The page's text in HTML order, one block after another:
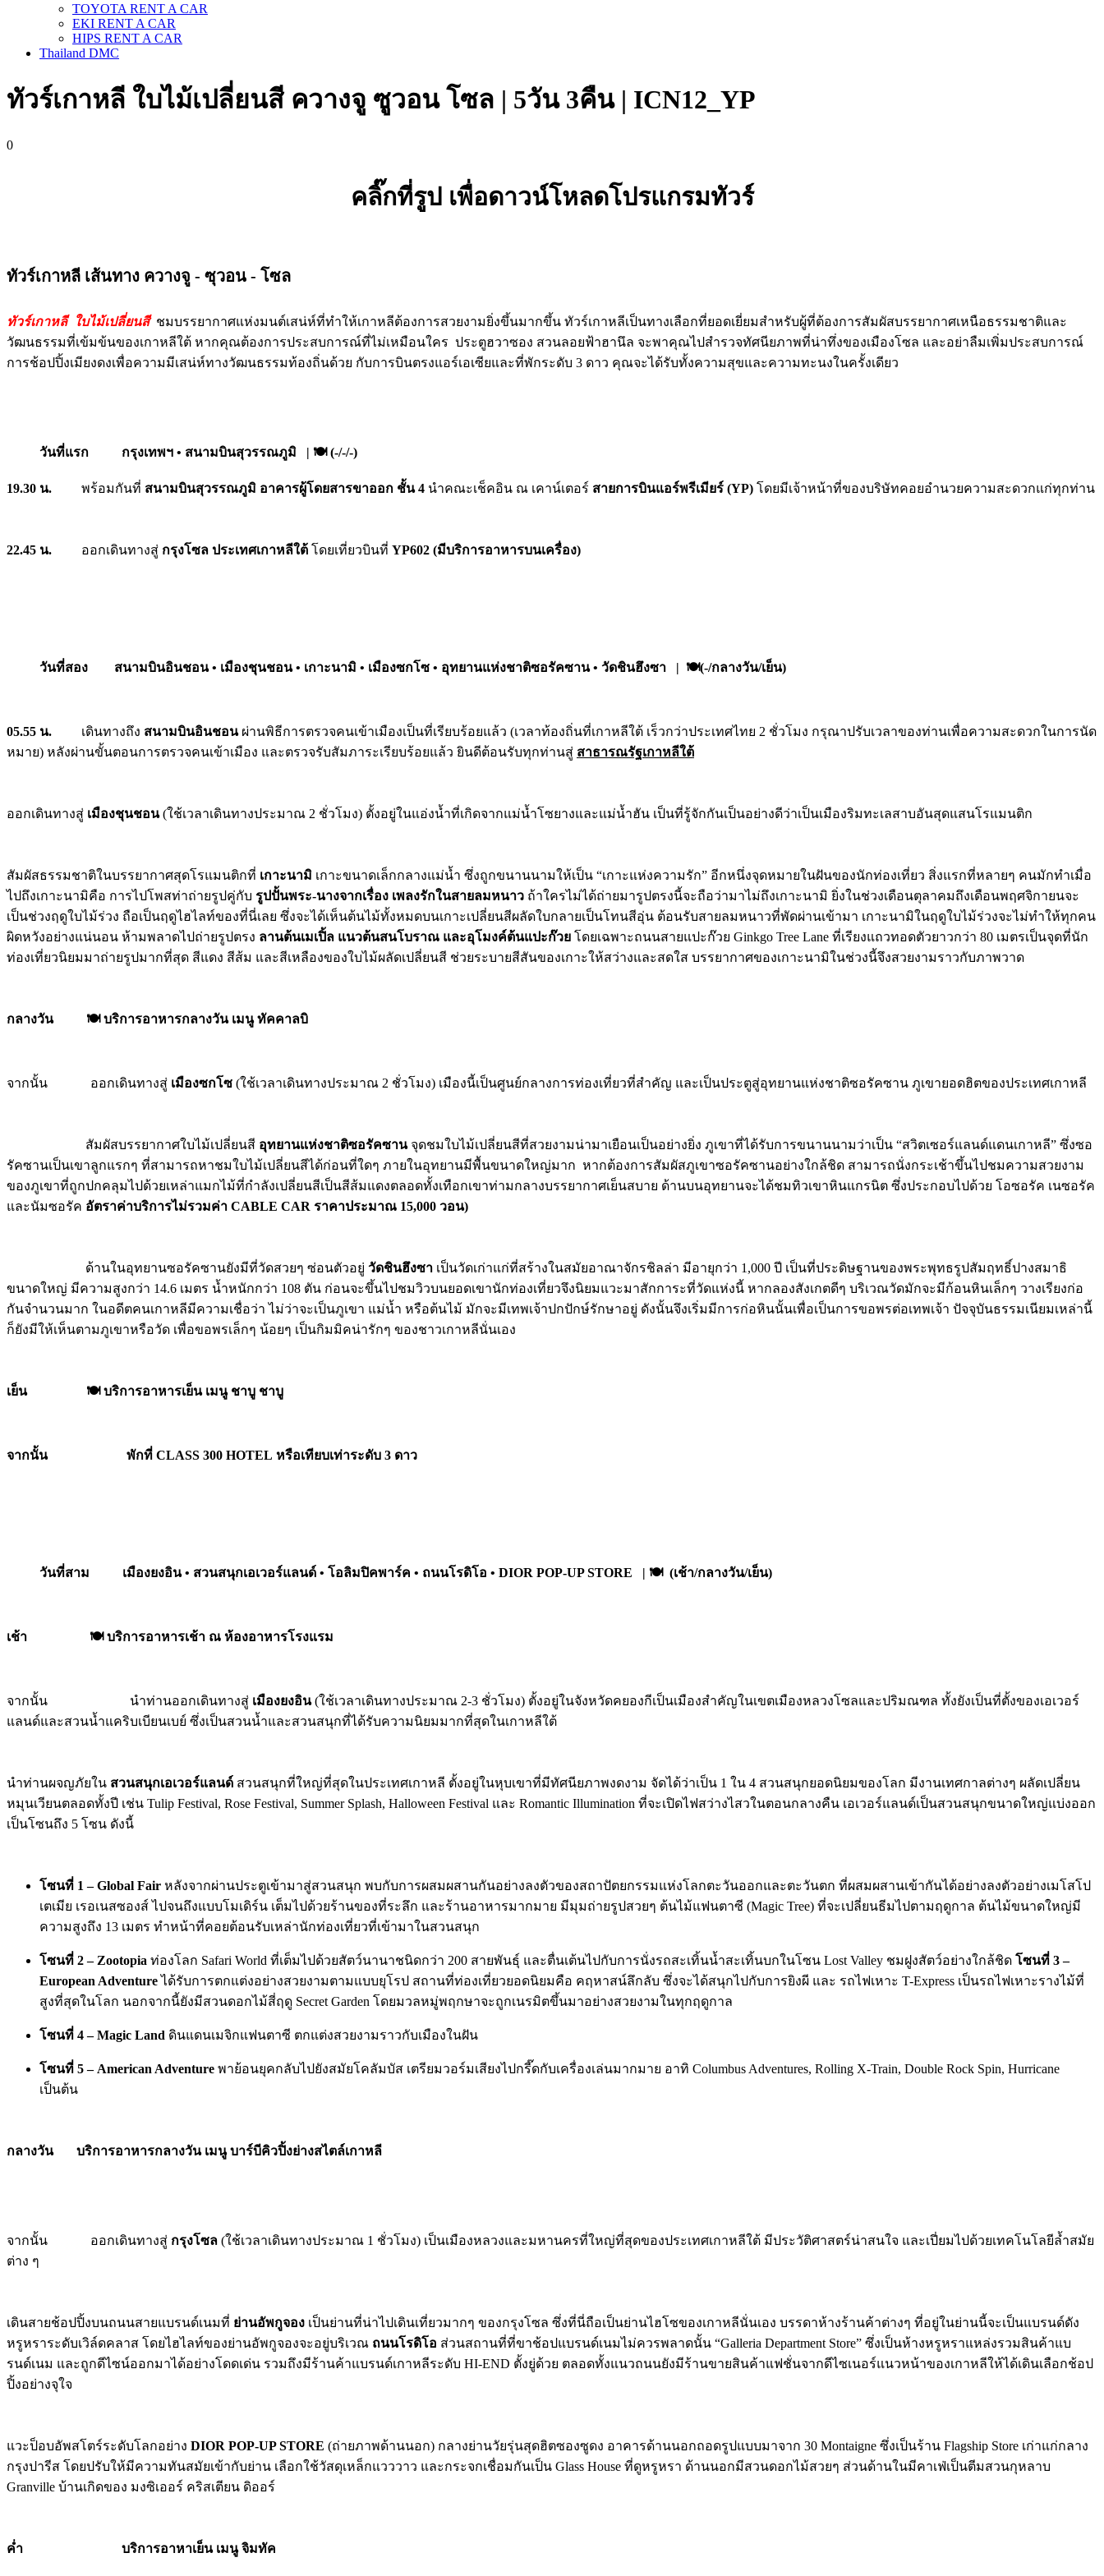
TOYOTA RENT A CAR
EKI RENT A CAR
HIPS RENT A CAR
Thailand DMC
ทัวร์​เกาหลี ใบไม้เปลี่ยนสี ควางจู ซูวอน โซล | 5วัน 3คืน | ICN12_YP
0
คลิ๊กที่รูป เพื่อดาวน์โหลดโปรแกรมทัวร์
ทัวร์​เกาหลี เส้นทาง ควางจู - ซุวอน - โซล
ทัวร์เกาหลี ใบไม้เปลี่ยนสี ชมบรรยากาศแห่งมนต์เสน่ห์ที่ทำให้เกาหลีต้องการสวยงามยิ่งขึ้นมากขึ้น ทัวร์เกาหลีเป็นทางเลือกที่ยอดเยี่ยมสำหรับผู้ที่ต้องการสัมผัสบรรยากาศเหนือธรรมชาติและ
วัฒนธรรมที่เข้มข้นของเกาหลีใต้ หากคุณต้องการประสบการณ์ที่ไม่เหมือนใคร ประตูฮวาซอง สวนลอยฟ้าฮานึล จะพาคุณไปสำรวจทัศนียภาพที่น่าทึ่งของเมืองโซล และอย่าลืมเพิ่มประสบการณ์
การช้อปปิ้งเมียงดงเพื่อความมีเสน่ห์ทางวัฒนธรรมท้องถิ่นด้วย กับการบินตรงแอร์เอเซียและที่พักระดับ 3 ดาว คุณจะได้รับทั้งความสุขและความทะนงในครั้งเดียว
วันที่แรก กรุงเทพฯ • สนามบินสุวรรณภูมิ | 🍽️ (-/-/-)
19.30 น. พร้อมกันที่ สนามบินสุวรรณภูมิ อาคารผู้โดยสารขาออก ชั้น 4 นำคณะเช็คอิน ณ เคาน์เตอร์ สายการบินแอร์พรีเมียร์ (YP) โดยมีเจ้าหน้าที่ของบริษัทคอยอำนวยความสะดวกแก่ทุกท่าน
22.45 น. ออกเดินทางสู่ กรุงโซล ประเทศเกาหลีใต้ โดยเที่ยวบินที่ YP602 (มีบริการอาหารบนเครื่อง)
วันที่สอง สนามบินอินชอน • เมืองชุนชอน • เกาะนามิ • เมืองซกโซ • อุทยานแห่งชาติซอรัคซาน • วัดชินฮึงซา | 🍽️(-/กลางวัน/เย็น)
05.55 น. เดินทางถึง สนามบินอินชอน ผ่านพิธีการตรวจคนเข้าเมืองเป็นที่เรียบร้อยแล้ว (เวลาท้องถิ่นที่เกาหลีใต้ เร็วกว่าประเทศไทย 2 ชั่วโมง กรุณาปรับเวลาของท่านเพื่อความสะดวกในการนัด
หมาย) หลังผ่านขั้นตอนการตรวจคนเข้าเมือง และตรวจรับสัมภาระเรียบร้อยแล้ว ยินดีต้อนรับทุกท่านสู่ สาธารณรัฐเกาหลีใต้
ออกเดินทางสู่ เมืองชุนชอน(ใช้เวลาเดินทางประมาณ 2 ชั่วโมง) ตั้งอยู่ในแอ่งน้ำที่เกิดจากแม่น้ำโซยางและแม่น้ำฮัน เป็นที่รู้จักกันเป็นอย่างดีว่าเป็นเมืองริมทะเลสาบอันสุดแสนโรแมนติก
สัมผัสธรรมชาติในบรรยากาศสุดโรแมนติกที่ เกาะนามิ เกาะขนาดเล็กกลางแม่น้ำ ซึ่งถูกขนานนามให้เป็น “เกาะแห่งความรัก” อีกหนึ่งจุดหมายในฝันของนักท่องเที่ยว สิ่งแรกที่หลายๆ คนมักทำเมื่อ
ไปถึงเกาะนามิคือ การไปโพสท่าถ่ายรูปคู่กับ รูปปั้นพระ-นางจากเรื่อง เพลงรักในสายลมหนาว ถ้าใครไม่ได้ถ่ายมารูปตรงนี้จะถือว่ามาไม่ถึงเกาะนามิ ยิ่งในช่วงเดือนตุลาคมถึงเดือนพฤศจิกายนจะ
เป็นช่วงฤดูใบไม้ร่วง ถือเป็นฤดูไฮไลท์ของที่นี่เลย ซึ่งจะได้เห็นต้นไม้ทั้งหมดบนเกาะเปลี่ยนสีผลัดใบกลายเป็นโทนสีอุ่น ต้อนรับสายลมหนาวที่พัดผ่านเข้ามา เกาะนามิในฤดูใบไม้ร่วงจะไม่ทำให้ทุกคน
ผิดหวังอย่างแน่นอน ห้ามพลาดไปถ่ายรูปตรง ลานต้นเมเปิ้ล แนวต้นสนโบราณ และอุโมงค์ต้นแปะก๊วย โดยเฉพาะถนนสายแปะก๊วย Ginkgo Tree Lane ที่เรียงแถวทอดตัวยาวกว่า 80 เมตรเป็นจุดที่นัก
ท่องเที่ยวนิยมมาถ่ายรูปมากที่สุด สีแดง สีส้ม และสีเหลืองของใบไม้ผลัดเปลี่ยนสี ช่วยระบายสีสันของเกาะให้สว่างและสดใส บรรยากาศของเกาะนามิในช่วงนี้จึงสวยงามราวกับภาพวาด
กลางวัน🍽️ บริการอาหารกลางวัน เมนู ทัคคาลบิ
จากนั้น ออกเดินทางสู่ เมืองซกโซ (ใช้เวลาเดินทางประมาณ 2 ชั่วโมง) เมืองนี้เป็นศูนย์กลางการท่องเที่ยวที่สำคัญ และเป็นประตูสู่อุทยานแห่งชาติซอรัคซาน ภูเขายอดฮิตของประเทศเกาหลี
สัมผัสบรรยากาศใบไม้เปลี่ยนสี อุทยานแห่งชาติซอรัคซานจุดชมใบไม้เปลี่ยนสีที่สวยงามน่ามาเยือนเป็นอย่างยิ่ง ภูเขาที่ได้รับการขนานนามว่าเป็น “สวิตเซอร์แลนด์แดนเกาหลี” ซึ่งซอ
รัคซานเป็นเขาลูกแรกๆ ที่สามารถหาชมใบไม้เปลี่ยนสีได้ก่อนที่ใดๆ ภายในอุทยานมีพื้นขนาดใหญ่มาก หากต้องการสัมผัสภูเขาซอรัคซานอย่างใกล้ชิด สามารถนั่งกระเช้าขึ้นไปชมความสวยงาม
ของภูเขาที่ถูกปกคลุมไปด้วยเหล่าแมกไม้ที่กำลังเปลี่ยนสีเป็นสีส้มแดงตลอดทั้งเทือกเขาท่ามกลางบรรยากาศเย็นสบาย ด้านบนอุทยานจะได้ชมทิวเขาหินแกรนิต ซึ่งประกอบไปด้วย โอซอรัค เนซอรัค
และนัมซอรัค อัตราค่าบริการไม่รวมค่า CABLE CAR ราคาประมาณ 15,000 วอน)
ด้านในอุทยานซอรัคซานยังมีที่วัดสวยๆ ซ่อนตัวอยู่ วัดชินฮึงซา เป็นวัดเก่าแก่ที่สร้างในสมัยอาณาจักรชิลล่า มีอายุกว่า 1,000 ปี เป็นที่ประดิษฐานของพระพุทธรูปสัมฤทธิ์ปางสมาธิ
ขนาดใหญ่ มีความสูงกว่า 14.6 เมตร น้ำหนักกว่า 108 ตัน ก่อนจะขึ้นไปชมวิวบนยอดเขานักท่องเที่ยวจึงนิยมแวะมาสักการะที่วัดแห่งนี้ หากลองสังเกตดีๆ บริเวณวัดมักจะมีก้อนหินเล็กๆ วางเรียงก่อ
กันจำนวนมาก ในอดีตคนเกาหลีมีความเชื่อว่า ไม่ว่าจะเป็นภูเขา แม่น้ำ หรือต้นไม้ มักจะมีเทพเจ้าปกปักษ์รักษาอยู่ ดังนั้นจึงเริ่มมีการก่อหินนั้นเพื่อเป็นการขอพรต่อเทพเจ้า ปัจจุบันธรรมเนียมเหล่านี้
ก็ยังมีให้เห็นตามภูเขาหรือวัด เพื่อขอพรเล็กๆ น้อยๆ เป็นกิมมิคน่ารักๆ ของชาวเกาหลีนั่นเอง
เย็น 🍽️ บริการอาหารเย็น เมนู ชาบู ชาบู
จากนั้น พักที่ CLASS 300 HOTEL หรือเทียบเท่าระดับ 3 ดาว
วันที่สาม เมืองยงอิน • สวนสนุกเอเวอร์แลนด์ • โอลิมปิคพาร์ค • ถนนโรดิโอ • DIOR POP-UP STORE | 🍽️ (เช้า/กลางวัน/เย็น)
เช้า 🍽️บริการอาหารเช้า ณ ห้องอาหารโรงแรม
จากนั้น นำท่านออกเดินทางสู่ เมืองยงอิน(ใช้เวลาเดินทางประมาณ 2-3 ชั่วโมง) ตั้งอยู่ในจังหวัดคยองกีเป็นเมืองสำคัญในเขตเมืองหลวงโซลและปริมณฑล ทั้งยังเป็นที่ตั้งของเอเวอร์
แลนด์และสวนน้ำแคริบเบียนเบย์ ซึ่งเป็นสวนน้ำและสวนสนุกที่ได้รับความนิยมมากที่สุดในเกาหลีใต้
นำท่านผจญภัยใน สวนสนุกเอเวอร์แลนด์ สวนสนุกที่ใหญ่ที่สุดในประเทศเกาหลี ตั้งอยู่ในหุบเขาที่มีทัศนียภาพงดงาม จัดได้ว่าเป็น 1 ใน 4 สวนสนุกยอดนิยมของโลก มีงานเทศกาลต่างๆ ผลัดเปลี่ยน
หมุนเวียนตลอดทั้งปี เช่น Tulip Festival, Rose Festival, Summer Splash, Halloween Festival และ Romantic Illumination ที่จะเปิดไฟสว่างไสวในตอนกลางคืน เอเวอร์แลนด์เป็นสวนสนุกขนาดใหญ่แบ่งออก
เป็นโซนถึง 5 โซน ดังนี้
โซนที่ 1 – Global Fair หลังจากผ่านประตูเข้ามาสู่สวนสนุก พบกับการผสมผสานกันอย่างลงตัวของสถาปัตยกรรมแห่งโลกตะวันออกและตะวันตก ที่ผสมผสานเข้ากันได้อย่างลงตัวอย่างเมโสโป
เตเมีย เรอเนสซองส์ ไปจนถึงแบบโมเดิร์น เต็มไปด้วยร้านของที่ระลึก และร้านอาหารมากมาย มีมุมถ่ายรูปสวยๆ ต้นไม้แฟนตาซี (Magic Tree) ที่จะเปลี่ยนธีมไปตามฤดูกาล ต้นไม้ขนาดใหญ่มี
ความสูงถึง 13 เมตร ทำหน้าที่คอยต้อนรับเหล่านักท่องเที่ยวที่เข้ามาในสวนสนุก
โซนที่ 2 – Zootopia ท่องโลก Safari World ที่เต็มไปด้วยสัตว์นานาชนิดกว่า 200 สายพันธุ์ และตื่นเต้นไปกับการนั่งรถสะเทิ้นน้ำสะเทิ้นบกในโซน Lost Valley ชมฝูงสัตว์อย่างใกล้ชิด โซนที่ 3 –
European Adventureได้รับการตกแต่งอย่างสวยงามตามแบบยุโรป สถานที่ท่องเที่ยวยอดนิยมคือ คฤหาสน์ลึกลับ ซึ่งจะได้สนุกไปกับการยิงผี และ รถไฟเหาะ T-Express เป็นรถไฟเหาะรางไม้ที่
สูงที่สุดในโลก นอกจากนี้ยังมีสวนดอกไม้สี่ฤดู Secret Garden โดยมวลหมู่พฤกษาจะถูกเนรมิตขึ้นมาอย่างสวยงามในทุกฤดูกาล
โซนที่ 4 –Magic Land ดินแดนเมจิกแฟนตาซี ตกแต่งสวยงามราวกับเมืองในฝัน
โซนที่ 5– American Adventure พาย้อนยุคกลับไปยังสมัยโคลัมบัส เตรียมวอร์มเสียงไปกรี๊ดกับเครื่องเล่นมากมาย อาทิ Columbus Adventures, Rolling X-Train, Double Rock Spin, Hurricane
เป็นต้น
กลางวัน บริการอาหารกลางวัน เมนู บาร์บีคิวปิ้งย่างสไตล์เกาหลี
จากนั้น ออกเดินทางสู่ กรุงโซล (ใช้เวลาเดินทางประมาณ 1 ชั่วโมง) เป็นเมืองหลวงและมหานครที่ใหญ่ที่สุดของประเทศเกาหลีใต้ มีประวัติศาสตร์น่าสนใจ และเปี่ยมไปด้วยเทคโนโลยีล้ำสมัย
ต่าง ๆ
เดินสายช้อปปิ้งบนถนนสายแบรนด์เนมที่ ย่านอัพกูจอง เป็นย่านที่น่าไปเดินเที่ยวมากๆ ของกรุงโซล ซึ่งที่นี่ถือเป็นย่านไฮโซของเกาหลีนั่นเอง บรรดาห้างร้านค้าต่างๆ ที่อยู่ในย่านนี้จะเป็นแบรนด์ดัง
หรูหราระดับเวิล์ดคลาส โดยไฮไลท์ของย่านอัพกูจองจะอยู่บริเวณ ถนนโรดิโอ ส่วนสถานที่ที่ขาช้อปแบรนด์เนมไม่ควรพลาดนั้น “Galleria Department Store” ซึ่งเป็นห้างหรูหราแหล่งรวมสินค้าแบ
รนด์เนม และถูกดีไซน์ออกมาได้อย่างโดดเด่น รวมถึงมีร้านค้าแบรนด์เกาหลีระดับ HI-END ตั้งยู่ด้วย ตลอดทั้งแนวถนนยังมีร้านขายสินค้าแฟชั่นจากดีไซเนอร์แนวหน้าของเกาหลีให้ได้เดินเลือกช้อป
ปิ้งอย่างจุใจ
แวะป็อบอัพสโตร์ระดับโลกอย่าง DIOR POP-UP STORE (ถ่ายภาพด้านนอก) กลางย่านวัยรุ่นสุดฮิตซองซูดง อาคารด้านนอกถอดรูปแบบมาจาก 30 Montaigne ซึ่งเป็นร้าน Flagship Store เก่าแก่กลาง
กรุงปารีส โดยปรับให้มีความทันสมัยเข้ากับย่าน เลือกใช้วัสดุเหล็กแวววาว และกระจกเชื่อมกันเป็น Glass House ที่ดูหรูหรา ด้านนอกมีสวนดอกไม้สวยๆ ส่วนด้านในมีคาเฟ่เป็นตีมสวนกุหลาบ
Granville บ้านเกิดของ มงซิเออร์ คริสเตียน ดิออร์
ค่ำ บริการอาหาเย็น เมนู จิมทัค